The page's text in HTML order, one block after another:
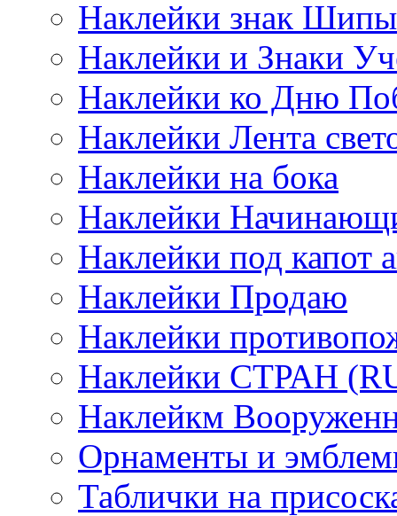
Наклейки знак Шипы
Наклейки и Знаки
Наклейки ко Дню
Наклейки Лента
Наклейки на бока
Наклейки
Наклейки под капот
Наклейки Продаю
Наклейки
Наклейки СТРАН
Наклейкм
Орнаменты и
Таблички на